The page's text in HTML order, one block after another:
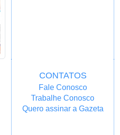
CONTATOS
Fale Conosco
Trabalhe Conosco
Quero assinar a Gazeta